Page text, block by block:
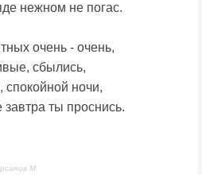
нежном не погас.
очень - очень,
сбылись,
ночи,
ты проснись.
М.